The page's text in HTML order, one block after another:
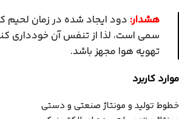
هشدار: دود ایجاد شده در زمان لحیم
سمی است، لذا از تنفس آن خودداری
تهویه هوا مجهز باشد.
موارد کاربرد
خطوط تولید و مونتاژ صنعتی و دستی